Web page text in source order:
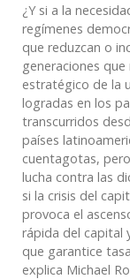
¿Y si a la
regímenes
que reduzcan o
generaciones
estratégico de la
logradas en los
transcurridos
países
cuentagotas,
lucha contra las
si la crisis del
provoca el
rápida del capital
que garantice
explica Michael